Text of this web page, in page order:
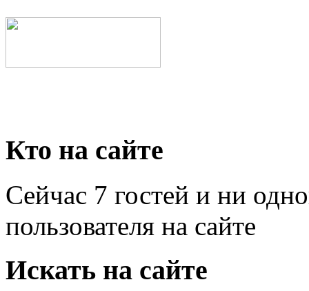
Кто на сайте
Сейчас 7 гостей и ни
пользователя на сайте
Искать на сайте